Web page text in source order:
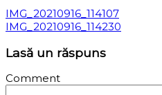
IMG_20210916_114107
IMG_20210916_114230
Lasă un răspuns
Comment